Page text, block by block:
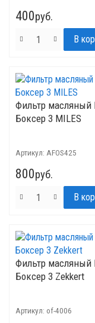
400руб.
Фильтр масляный
Боксер 3 MILES
Артикул: AFOS425
800руб.
Фильтр масляный
Боксер 3 Zekkert
Артикул: of-4006